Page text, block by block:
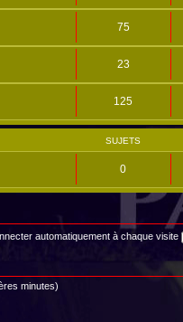
75
23
125
SUJETS
0
automatiquement à chaque visite
minutes)